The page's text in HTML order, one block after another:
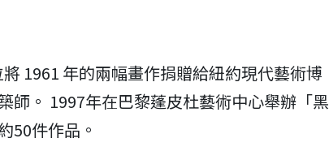
1961 年的兩幅畫作捐贈給紐約現代藝術博
師。 1997年在巴黎蓬皮杜藝術中心舉辦「黑
50件作品。